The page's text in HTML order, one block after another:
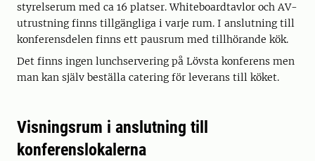
styrelserum med ca 16 platser. Whiteboardtavlor och AV-
utrustning finns tillgängliga i varje rum. I anslutning till
konferensdelen finns ett pausrum med tillhörande kök.
Det finns ingen lunchservering på Lövsta konferens men
man kan själv beställa catering för leverans till köket.
Visningsrum i anslutning till
konferenslokalerna